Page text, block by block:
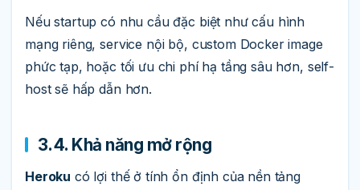
Nếu startup có nhu cầu đặc biệt như cấu hình
mạng riêng, service nội bộ, custom Docker image
phức tạp, hoặc tối ưu chi phí hạ tầng sâu hơn, self-
host sẽ hấp dẫn hơn.
3.4. Khả năng mở rộng
Heroku có lợi thế ở tính ổn định của nền tảng